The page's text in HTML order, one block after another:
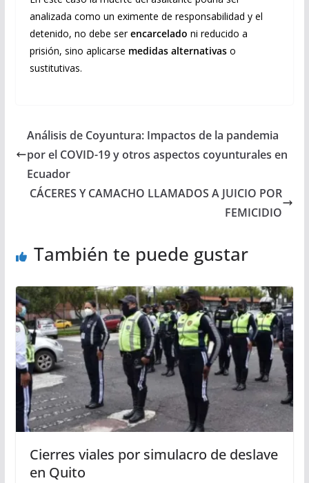
analizada como un eximente de responsabilidad y el
detenido, no debe serencarcelado ni reducido a
prisión, sino aplicarse medidas alternativas o
sustitutivas.
Análisis de Coyuntura: Impactos de la pandemia
por el COVID-19 y otros aspectos coyunturales en
Ecuador
CÁCERES Y CAMACHO LLAMADOS A JUICIO POR
FEMICIDIO
También te puede gustar
Cierres viales por simulacro de deslave
en Quito